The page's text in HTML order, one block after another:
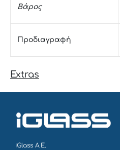
Βάρος
Προδιαγραφή
Extras
iGlass Α.Ε.